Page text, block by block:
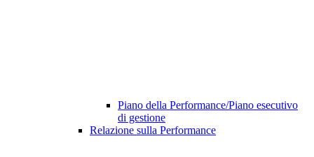
Piano della Performance/Piano esecutivo
di gestione
Relazione sulla Performance